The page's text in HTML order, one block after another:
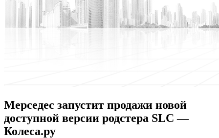
Мерседес запустит продажи новой
доступной версии родстера SLC —
Колеса.ру